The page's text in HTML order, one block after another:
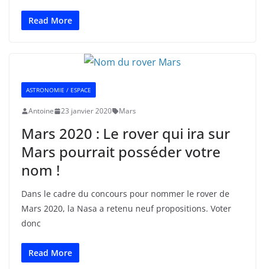
Read More
ASTRONOMIE / ESPACE
Antoine 23 janvier 2020 Mars
Mars 2020 : Le rover qui ira sur
Mars pourrait posséder votre
nom !
Dans le cadre du concours pour nommer le rover de
Mars 2020, la Nasa a retenu neuf propositions. Voter
donc
Read More